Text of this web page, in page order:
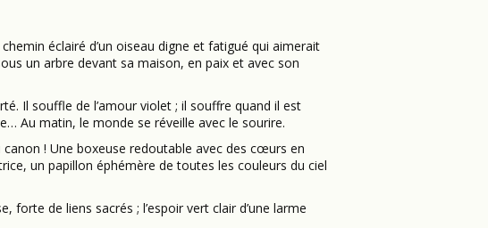
éclairé d’un oiseau digne et fatigué qui aimerait
un arbre devant sa maison, en paix et avec son
Il souffle de l’amour violet ; il souffre quand il est
Au matin, le monde se réveille avec le sourire.
! Une boxeuse redoutable avec des cœurs en
un papillon éphémère de toutes les couleurs du ciel
de liens sacrés ; l’espoir vert clair d’une larme